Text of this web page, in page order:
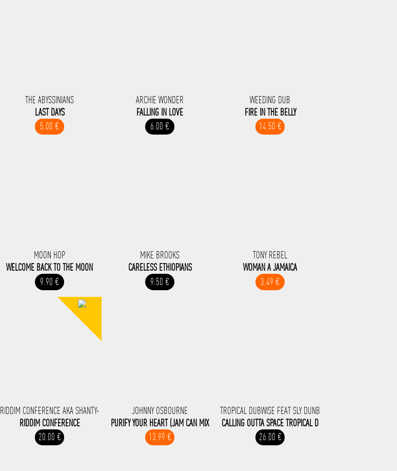
THE ABYSSINIANS
LAST DAYS
5.00 €
ARCHIE WONDER
FALLING IN LOVE
6.00 €
WEEDING DUB
FIRE IN THE BELLY
14.50 €
MOON HOP
WELCOME BACK TO THE MOON
9.90 €
MIKE BROOKS
CARELESS ETHIOPIANS
9.50 €
TONY REBEL
WOMAN A JAMAICA
3.49 €
RIDDIM CONFERENCE AKA SHANTY-
RIDDIM CONFERENCE
20.00 €
JOHNNY OSBOURNE
PURIFY YOUR HEART (JAM CAN MIX
13.99 €
TROPICAL DUBWISE FEAT SLY DUNB
CALLING OUTTA SPACE TROPICAL D
26.00 €